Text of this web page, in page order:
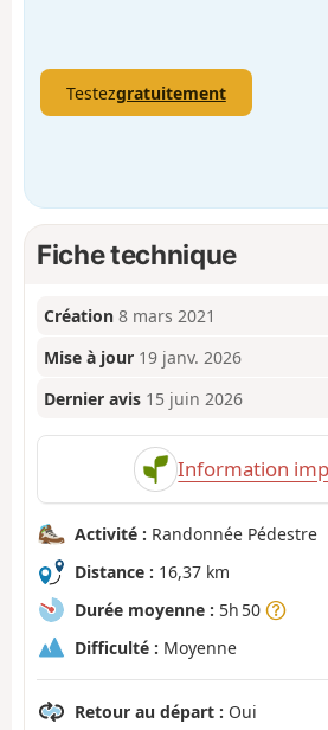
Testezgratuitement
Fiche technique
Création 8 mars 2021
Mise à jour 19 janv. 2026
Dernier avis 15 juin 2026
Information
Activité : Randonnée Pédestre
Distance : 16,37 km
Durée moyenne : 5h 50
Difficulté : Moyenne
Retour au départ : Oui